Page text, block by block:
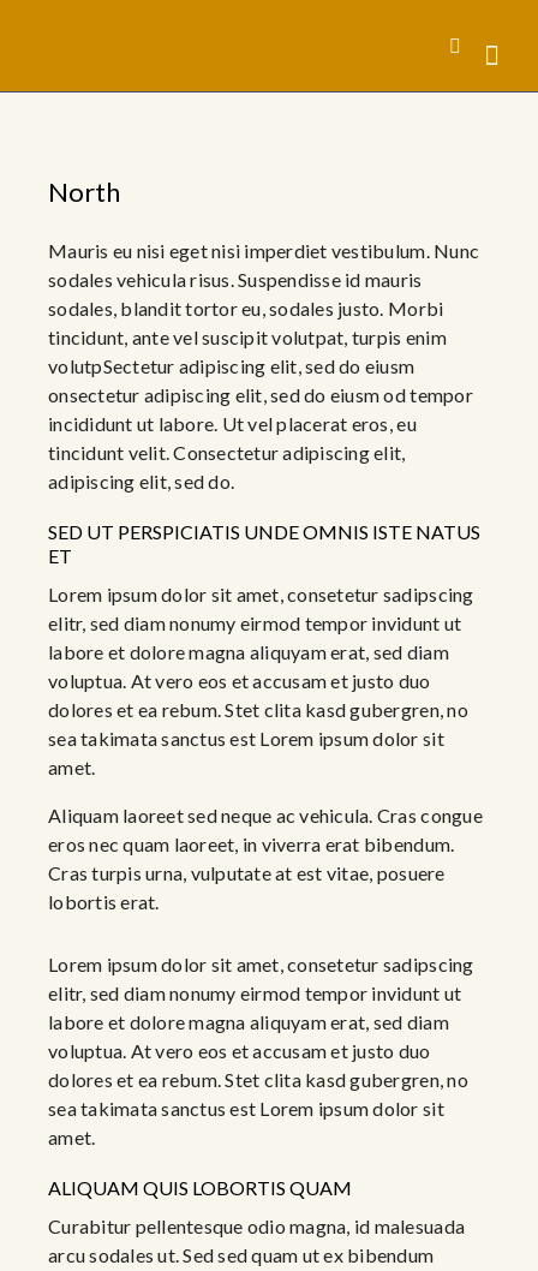
North
Mauris eu nisi eget nisi imperdiet vestibulum. Nunc
sodales vehicula risus. Suspendisse id mauris
sodales, blandit tortor eu, sodales justo. Morbi
tincidunt, ante vel suscipit volutpat, turpis enim
volutpSectetur adipiscing elit, sed do eiusm
onsectetur adipiscing elit, sed do eiusm od tempor
incididunt ut labore. Ut vel placerat eros, eu
tincidunt velit. Consectetur adipiscing elit,
adipiscing elit, sed do.
SED UT PERSPICIATIS UNDE OMNIS ISTE NATUS
ET
Lorem ipsum dolor sit amet, consetetur sadipscing
elitr, sed diam nonumy eirmod tempor invidunt ut
labore et dolore magna aliquyam erat, sed diam
voluptua. At vero eos et accusam et justo duo
dolores et ea rebum. Stet clita kasd gubergren, no
sea takimata sanctus est Lorem ipsum dolor sit
amet.
Aliquam laoreet sed neque ac vehicula. Cras congue
eros nec quam laoreet, in viverra erat bibendum.
Cras turpis urna, vulputate at est vitae, posuere
lobortis erat.
Lorem ipsum dolor sit amet, consetetur sadipscing
elitr, sed diam nonumy eirmod tempor invidunt ut
labore et dolore magna aliquyam erat, sed diam
voluptua. At vero eos et accusam et justo duo
dolores et ea rebum. Stet clita kasd gubergren, no
sea takimata sanctus est Lorem ipsum dolor sit
amet.
ALIQUAM QUIS LOBORTIS QUAM
Curabitur pellentesque odio magna, id malesuada
arcu sodales ut. Sed sed quam ut ex bibendum